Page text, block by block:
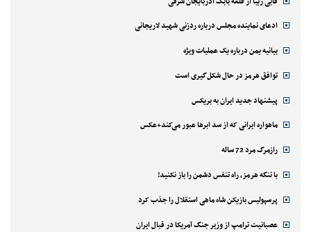
ادعای نماینده مجلس درباره ردزنی شهید لاریجانی
بیانیه یمن درباره یک عملیات ویژه
توافق هرمز در حال شکل‌گیری است
پیشنهاد جدید ایران به بریکس
ماهواره ایرانی که از سد ابرها عبور می‌کند+عکس
رازمرگ مرد 72 ساله
با تنگه هرمز، راه تنفس دشمن را باز نکنید!
پرسپولیس بازیکن شاه ماهی استقلال را جذب کرد
عصبانیت ترامپ از وزیر جنگ آمریکا در قبال ایران